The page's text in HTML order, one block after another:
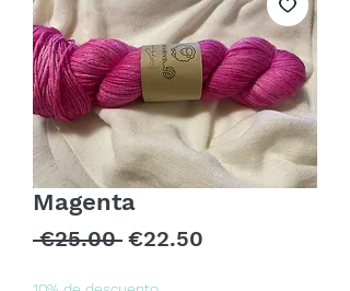
Magenta
€25.00 Regular
€22.50